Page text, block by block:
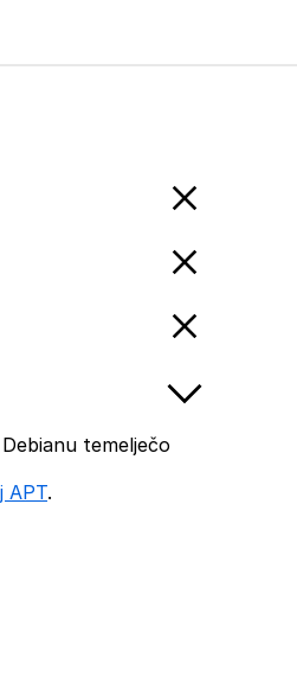
temelječo
APT.